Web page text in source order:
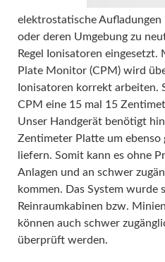
elektrostatische
oder deren Umgebung zu
Regel Ionisatoren eingesetzt.
Plate Monitor (CPM) wird
Ionisatoren korrekt arbeiten.
CPM eine 15 mal 15
Unser Handgerät benötigt
Zentimeter Platte um ebenso
liefern. Somit kann es ohne
Anlagen und an schwer
kommen. Das System wurde
Reinraumkabinen bzw.
können auch schwer
überprüft werden.